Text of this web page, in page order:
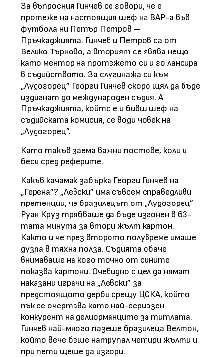
За въпросния Гинчев се говори, че е
протеже на настоящия шеф на ВАР-а във
футбола ни Петър Петров –
Пръчкаджията. Гинчев и Петров са от
Велико Търново, а вторият се явява нещо
като ментор на протежето си и го лансира
в съдийството. За слугинажа си към
„Лудогорец” Георги Гинчев скоро щял да бъде
издигнат до международен съдия. А
Пръчкаджията, който е и бивш шеф на
съдийската комисия, се води човек на
„Лудогорец”.
Като такъв заема важни постове, коли и
беси сред реферите.
Какъв качамак забърка Георги Гинчев на
„Герена”? „Левски” има съвсем справедливи
претенции, че бразилецът от „Лудогорец”
Руан Круз трябваше да бъде изгонен в 63-
тата минута за втори жълт картон.
Както и че през второто полувреме имаше
дузпа в тяхна полза. Съдията обаче
внимаваше на кого точно от сините
показва картони. Очевидно с цел да нямат
наказани играчи на „Левски” за
предстоящото дерби срещу ЦСКА, който
пък се очертава като най-сериозен
конкурент на делиорманците за титлата.
Гинчев най-много пазеше бразилеца Велтон,
който вече беше натрупал четири жълти и
при пети щеше да изгори.